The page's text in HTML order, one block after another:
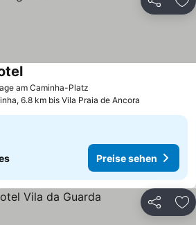
Teilen
am Caminha-Platz
6.8 km bis Vila Praia de Ancora
Preise sehen
Teilen